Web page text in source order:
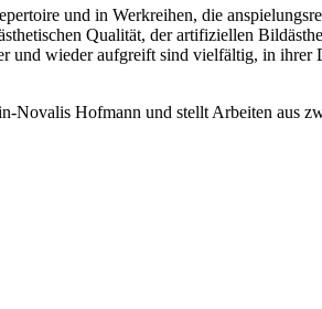
und in Werkreihen, die
Qualität, der artifiziellen
und wieder aufgreift sind vielfältig, in
Novalis Hofmann und stellt Arbeiten aus